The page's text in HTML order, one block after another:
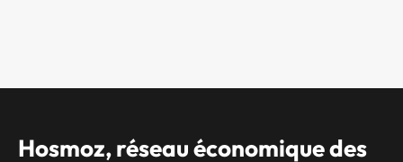
Hosmoz, réseau économique des